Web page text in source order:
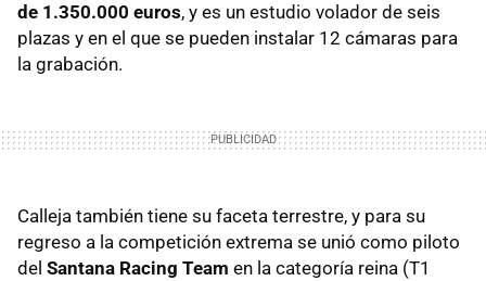
de 1.350.000 euros, y es un estudio volador de seis
plazas y en el que se pueden instalar 12 cámaras para
la grabación.
Calleja también tiene su faceta terrestre, y para su
regreso a la competición extrema se unió como piloto
del Santana Racing Team en la categoría reina (T1